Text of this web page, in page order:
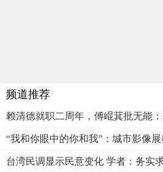
频道推荐
赖清德就职二周年，傅崐萁批无能
“我和你眼中的你和我”：城市影像
台湾民调显示民意变化 学者：务实